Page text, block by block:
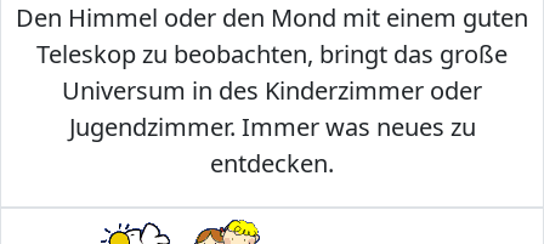
Den Himmel oder den Mond mit einem guten
Teleskop zu beobachten, bringt das große
Universum in des Kinderzimmer oder
Jugendzimmer. Immer was neues zu
entdecken.